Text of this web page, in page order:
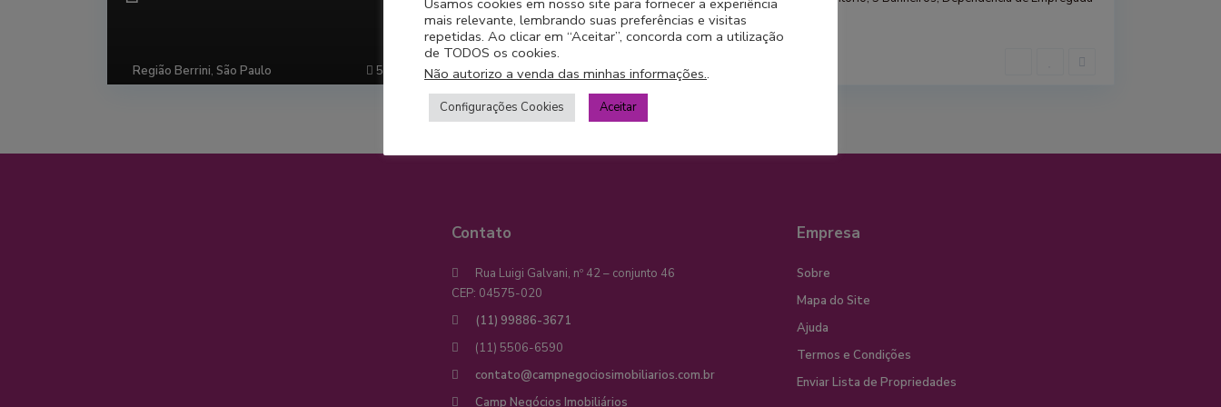
53
Região Berrini, São Paulo
e 3 Vagas de Garagem Se você está em bus[mais]
3
5
Campos & Caetano Negócios Imobiliários
Contato
Rua Luigi Galvani, nº 42 – conjunto 46
CEP: 04575-020
(11) 99886-3671
(11) 5506-6590
contato@campnegociosimobiliarios.com.br
Camp Negócios Imobiliários
Empresa
Sobre
Mapa do Site
Ajuda
Termos e Condições
Enviar Lista de Propriedades
Usamos cookies em nosso site para fornecer a experiência
mais relevante, lembrando suas preferências e visitas
repetidas. Ao clicar em “Aceitar”, concorda com a utilização
de TODOS os cookies.
Não autorizo a venda das minhas informações..
Configurações Cookies Aceitar